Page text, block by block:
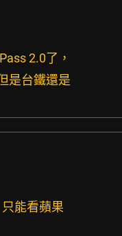
2.0了，
是台鐵還是
能看蘋果